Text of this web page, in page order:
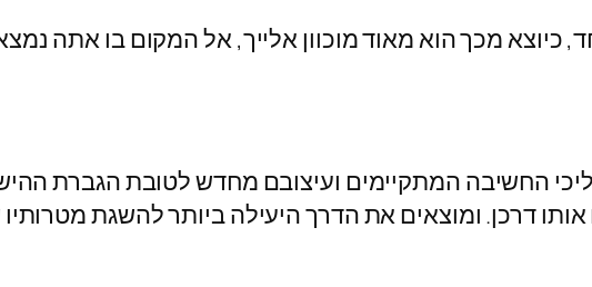
כיוצא מכך הוא מאוד מוכוון אלייך, אל המקום בו אתה
החשיבה המתקיימים ועיצובם מחדש לטובת הגברת
דרכן. ומוצאים את הדרך היעילה ביותר להשגת